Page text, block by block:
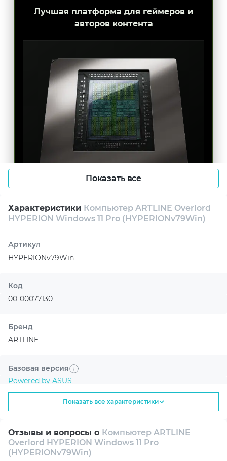
Лучшая платформа для геймеров и
авторов контента
AI-ГРАФИКА НОВОГО
ПОКОЛЕНИЯ
NVIDIA Blackwell, тензорные ядра пятого
поколения и RT-ядра четвертого
искусственного интеллекта.
Улучшенная графика с AI
плавный геймплей и высокую детализацию.
Показать все
Характеристики Компьютер ARTLINE Overlord
HYPERION Windows 11 Pro (HYPERIONv79Win)
Артикул
HYPERIONv79Win
Код
00-00077130
Бренд
ARTLINE
Базовая версия
Powered by ASUS
Игровой компьютер
Показать все характеристики
Отзывы и вопросы о Компьютер ARTLINE
Overlord HYPERION Windows 11 Pro
(HYPERIONv79Win)